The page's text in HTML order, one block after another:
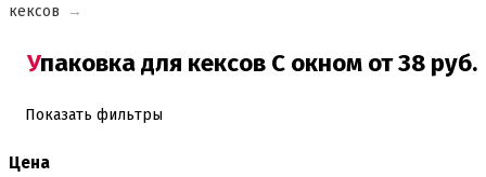
кексов
→
Упаковка для кексов С окном от 38 руб.
Показать фильтры
Цена